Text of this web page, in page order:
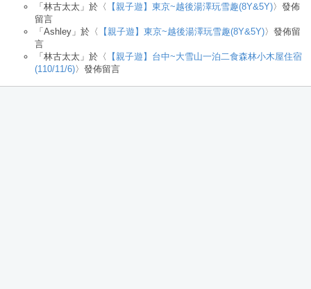
「 林古太太 」於〈 【親子遊】東京~越後湯澤玩雪趣(8Y&5Y)〉發佈
留言
「 Ashley 」於〈 【親子遊】東京~越後湯澤玩雪趣(8Y&5Y)〉發佈留
言
「 林古太太 」於〈
【親子遊】台中~大雪山一泊二食森林小木屋住宿
(110/11/6)〉發佈留言